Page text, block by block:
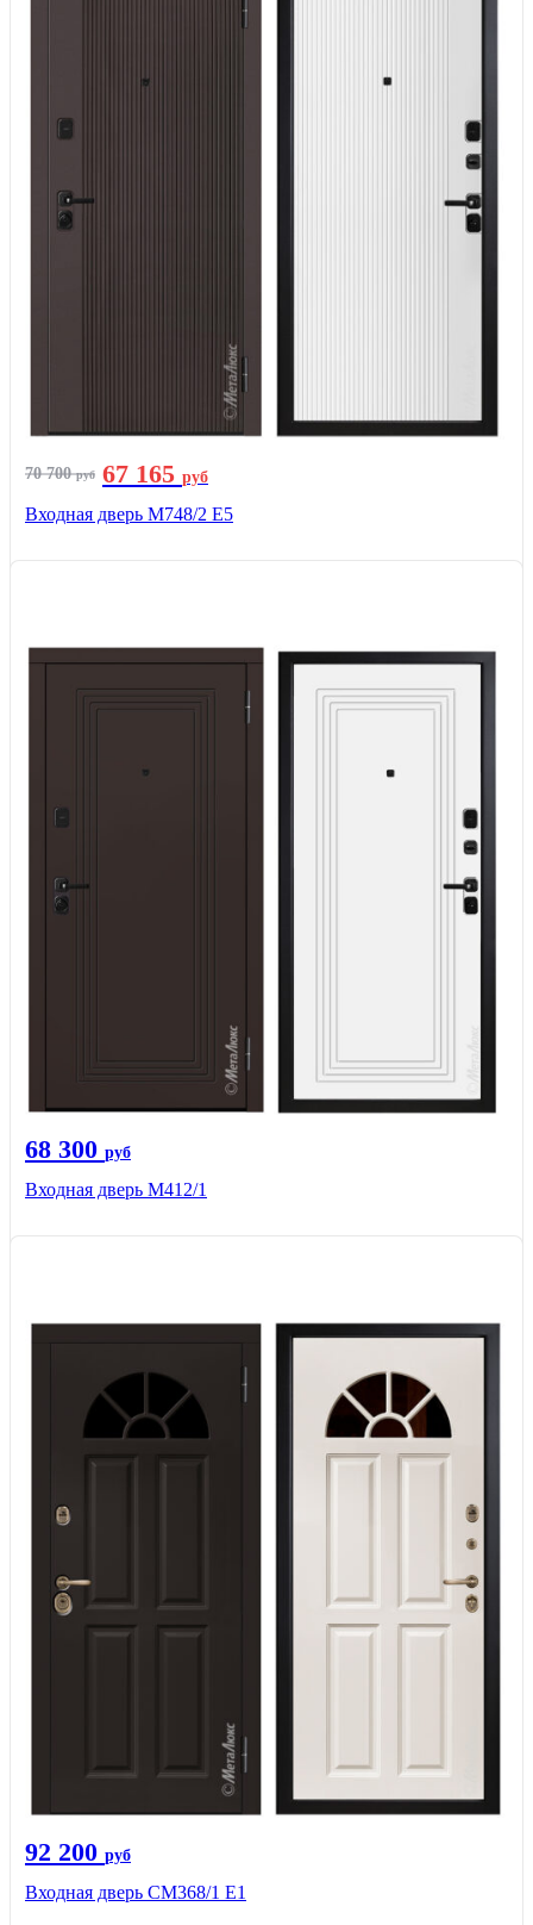
70 700руб 67 165 руб
Входная дверь М748/2 Е5
68 300 руб
Входная дверь М412/1
92 200 руб
Входная дверь СМ368/1 Е1